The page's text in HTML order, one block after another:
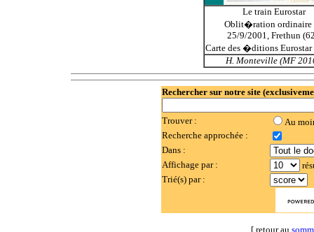
Le train Eurostar
Oblit�ration ordinaire
25/9/2001, Frethun
Carte des �ditions Eurostar
H. Monteville (MF
Rechercher sur notre site
Trouver :
Au
Recherche approchée :
Dans :
Affichage par :
Trié(s) par :
[ retour au